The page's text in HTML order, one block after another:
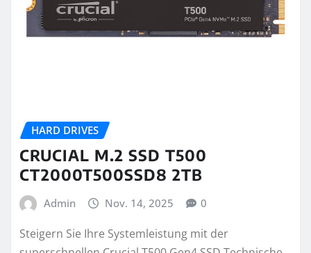
HARD DRIVES
CRUCIAL M.2 SSD T500
CT2000T500SSD8 2TB
Admin Nov. 14, 2025 0
Steigern Sie Ihre Systemleistung mit der